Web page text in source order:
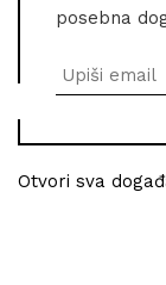
posebna
Otvori sva